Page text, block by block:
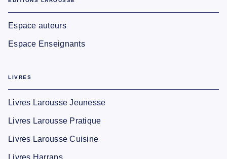
Espace auteurs
Espace Enseignants
LIVRES
Livres Larousse Jeunesse
Livres Larousse Pratique
Livres Larousse Cuisine